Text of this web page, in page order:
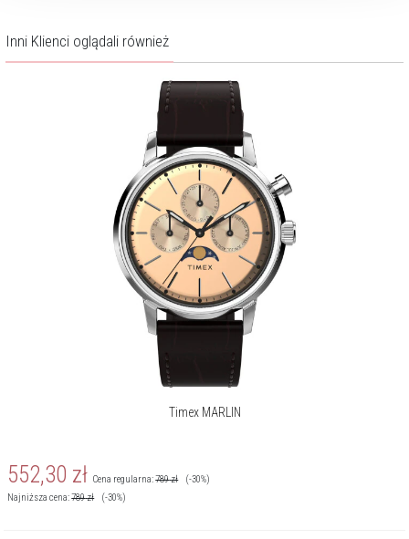
Inni Klienci oglądali również
Timex MARLIN
552,30 zł Cena regularna:789zł
(-30%)
Najniższa cena:789zł (-30%)